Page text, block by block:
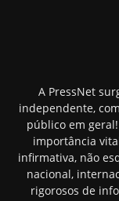
A PressNet
independente,
público em
importância
infirmativa, não
nacional,
rigorosos de